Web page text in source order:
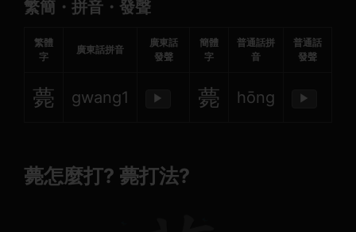
繁簡・拼音・發聲
繁體
字
廣東話拼音
廣東話
發聲
簡體
字
普通話拼
音
普通話
發聲
薨 gwang1 ▶ 薨 hōng ▶
薨怎麼打? 薨打法?